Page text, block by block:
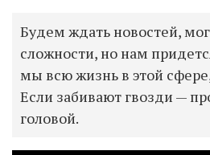
Будем ждать новостей,
сложности, но нам
мы всю жизнь в этой
Если забивают гвозди —
головой.